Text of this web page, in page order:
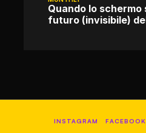
Quando lo schermo
futuro (invisibile)
INSTAGRAM FACEBOOK